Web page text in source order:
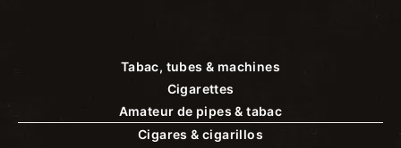
Tabac, tubes & machines
Cigarettes
Amateur de pipes & tabac
Cigares & cigarillos